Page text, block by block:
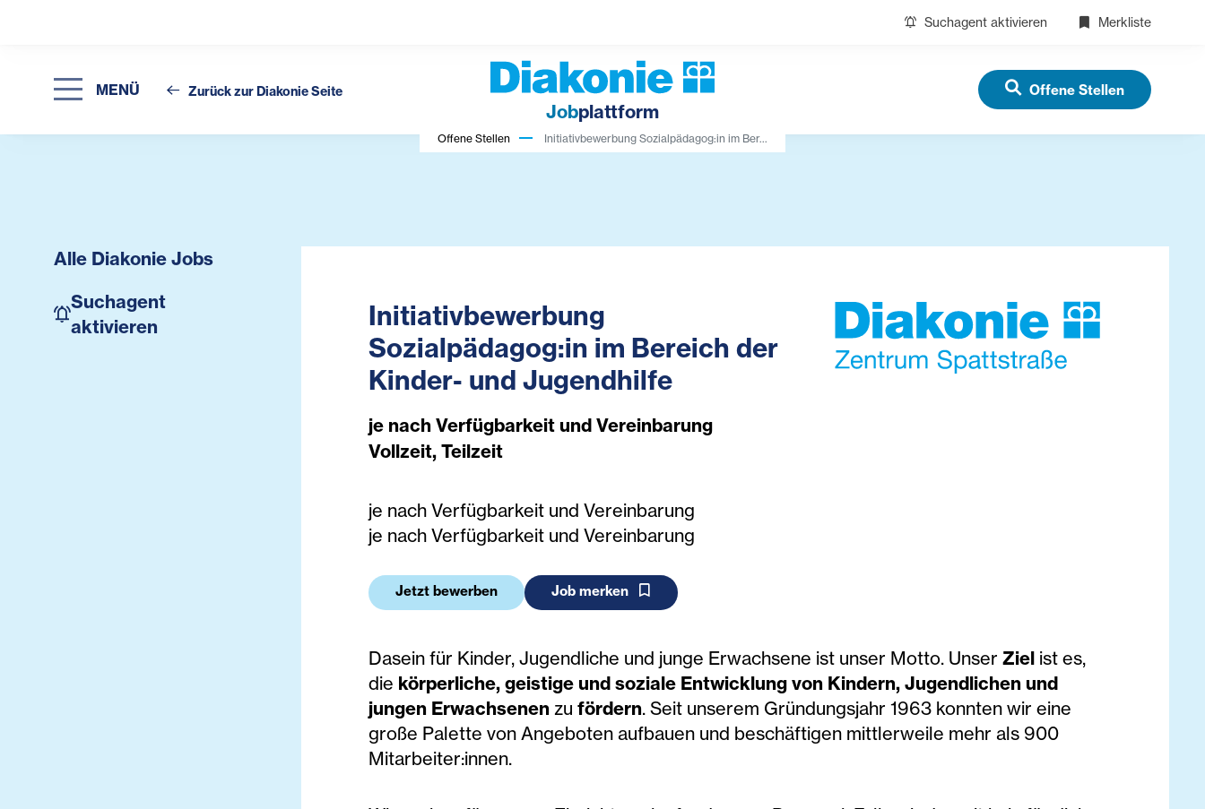
Suchagent aktivieren Merkliste
MENÜ Zurück zur Diakonie Seite
Jobplattform
Offene Stellen
Offene Stellen Initiativbewerbung Sozialpädagog:in im Ber...
Alle Diakonie Jobs
Suchagent
aktivieren
Initiativbewerbung
Sozialpädagog:in im Bereich der
Kinder- und Jugendhilfe
je nach Verfügbarkeit und Vereinbarung
Vollzeit, Teilzeit
je nach Verfügbarkeit und Vereinbarung
je nach Verfügbarkeit und Vereinbarung
Jetzt bewerben Job merken
Dasein für Kinder, Jugendliche und junge Erwachsene ist unser Motto. Unser Ziel ist es,
die körperliche, geistige und soziale Entwicklung von Kindern, Jugendlichen und
jungen Erwachsenen zu fördern. Seit unserem Gründungsjahr 1963 konnten wir eine
große Palette von Angeboten aufbauen und beschäftigen mittlerweile mehr als 900
Mitarbeiter:innen.